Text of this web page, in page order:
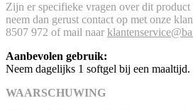
Zijn er specifieke vragen over dit
neem dan gerust contact op met onze
8507 972 of mail naar
Aanbevolen gebruik:
Neem dagelijks 1 softgel bij een maaltijd.
WAARSCHUWING